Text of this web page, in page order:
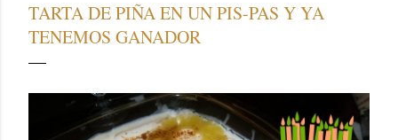
TARTA DE PIÑA EN UN PIS-PAS Y YA
TENEMOS GANADOR